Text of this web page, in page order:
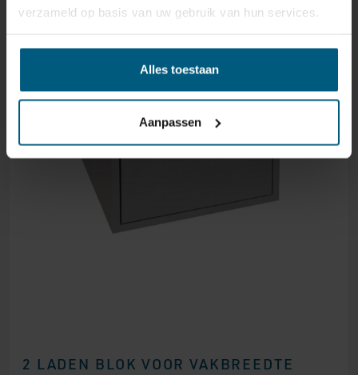
verzameld op basis van uw gebruik van hun services.
Alles toestaan
Aanpassen
2 LADEN BLOK VOOR VAKBREEDTE